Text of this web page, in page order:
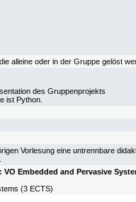
alleine oder in der Gruppe gelöst
des Gruppenprojekts
ist Python.
Vorlesung eine untrennbare
Embedded and Pervasive
(3 ECTS)